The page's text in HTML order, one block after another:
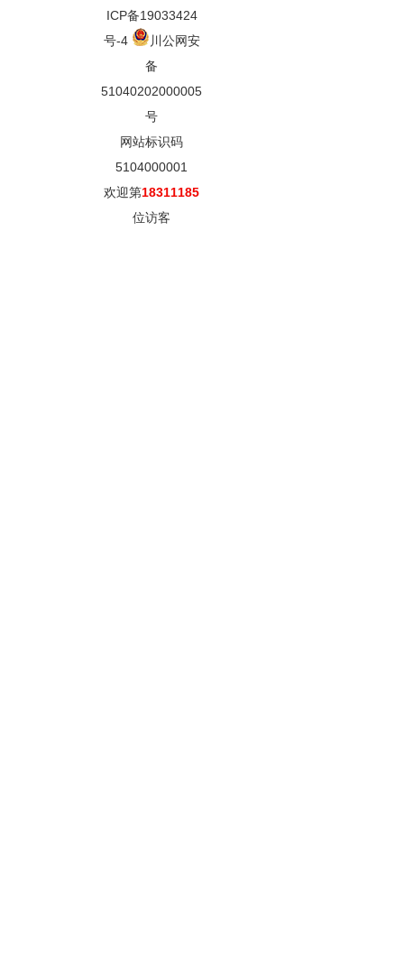
ICP备19033424
号-4
川公网安
备
51040202000005
号
网站标识码
5104000001
欢迎第18311185
位访客